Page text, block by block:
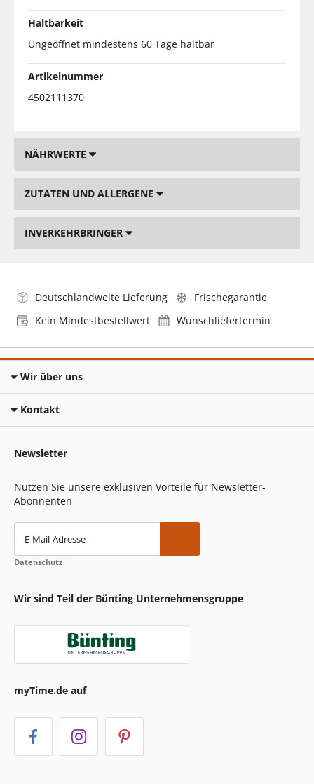
Haltbarkeit
Ungeöffnet mindestens 60 Tage haltbar
Artikelnummer
4502111370
NÄHRWERTE
ZUTATEN UND ALLERGENE
INVERKEHRBRINGER
Deutschlandweite Lieferung
Frischegarantie
Kein Mindestbestellwert
Wunschliefertermin
Wir über uns
Kontakt
Newsletter
Nutzen Sie unsere exklusiven Vorteile für Newsletter-
Abonnenten
E-Mail-Adresse
Datenschutz
Wir sind Teil der Bünting Unternehmensgruppe
myTime.de auf